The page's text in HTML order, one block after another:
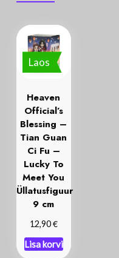
Laos
Heaven
Official’s
Blessing –
Tian Guan
Ci Fu –
Lucky To
Meet You
Üllatusfiguur
9 cm
12,90€
Lisa korvi